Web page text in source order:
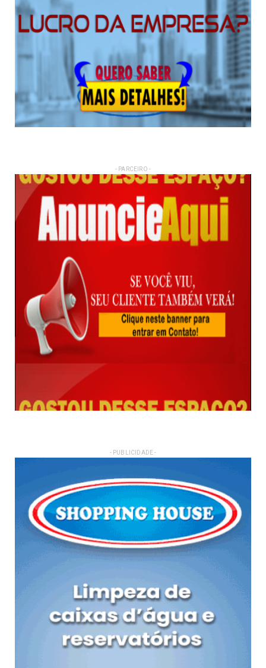
- PARCEIRO -
- PUBLICIDADE -